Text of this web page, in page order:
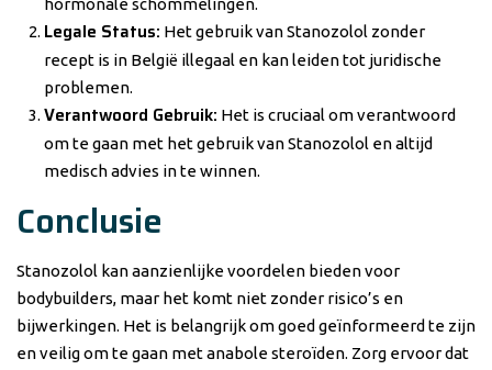
hormonale schommelingen.
Legale Status: Het gebruik van Stanozolol zonder
recept is in België illegaal en kan leiden tot juridische
problemen.
Verantwoord Gebruik: Het is cruciaal om verantwoord
om te gaan met het gebruik van Stanozolol en altijd
medisch advies in te winnen.
Conclusie
Stanozolol kan aanzienlijke voordelen bieden voor
bodybuilders, maar het komt niet zonder risico’s en
bijwerkingen. Het is belangrijk om goed geïnformeerd te zijn
en veilig om te gaan met anabole steroïden. Zorg ervoor dat